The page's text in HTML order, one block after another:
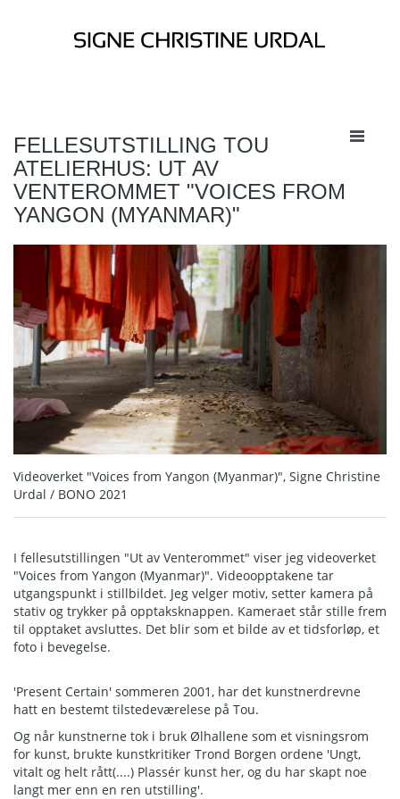
FELLESUTSTILLING TOU
ATELIERHUS: UT AV
VENTEROMMET "VOICES FROM
YANGON (MYANMAR)"
Videoverket "Voices from Yangon (Myanmar)", Signe Christine
Urdal / BONO 2021
I fellesutstillingen "Ut av Venterommet" viser jeg videoverket
"Voices from Yangon (Myanmar)". Videoopptakene tar
utgangspunkt i stillbildet. Jeg velger motiv, setter kamera på
stativ og trykker på opptaksknappen. Kameraet står stille frem
til opptaket avsluttes. Det blir som et bilde av et tidsforløp, et
foto i bevegelse.
'Present Certain' sommeren 2001, har det kunstnerdrevne
hatt en bestemt tilstedeværelese på Tou.
Og når kunstnerne tok i bruk Ølhallene som et visningsrom
for kunst, brukte kunstkritiker Trond Borgen ordene 'Ungt,
vitalt og helt rått(....) Plassér kunst her, og du har skapt noe
langt mer enn en ren utstilling'.